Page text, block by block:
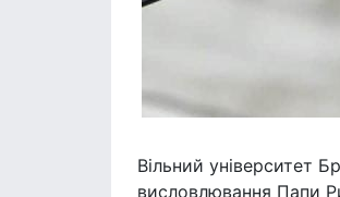
Вільний університет
висловлювання Папи